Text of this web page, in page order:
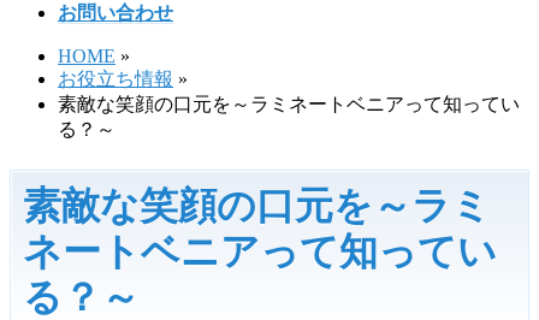
お問い合わせ
HOME »
お役立ち情報 »
素敵な笑顔の口元を～ラミネートベニアって知ってい
る？～
素敵な笑顔の口元を～ラミ
ネートベニアって知ってい
る？～